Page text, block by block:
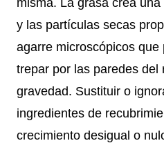
misma. La grasa crea
y las partículas secas
agarre microscópicos que
trepar por las paredes del
gravedad. Sustituir o
ingredientes de
crecimiento desigual o